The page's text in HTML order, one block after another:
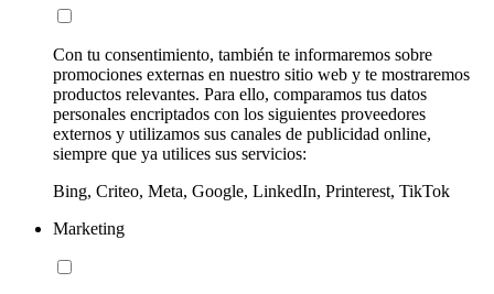
Con tu consentimiento, también te informaremos sobre
promociones externas en nuestro sitio web y te mostraremos
productos relevantes. Para ello, comparamos tus datos
personales encriptados con los siguientes proveedores
externos y utilizamos sus canales de publicidad online,
siempre que ya utilices sus servicios:
Bing, Criteo, Meta, Google, LinkedIn, Printerest, TikTok
Marketing